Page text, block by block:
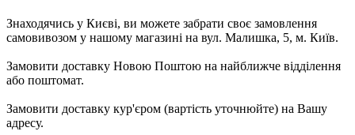
Знаходячись у Києві, ви можете забрати своє замовлення
самовивозом у нашому магазині на вул. Малишка, 5, м. Київ.
Замовити доставку Новою Поштою на найближче відділення
або поштомат.
Замовити доставку кур'єром (вартість уточнюйте) на Вашу
адресу.